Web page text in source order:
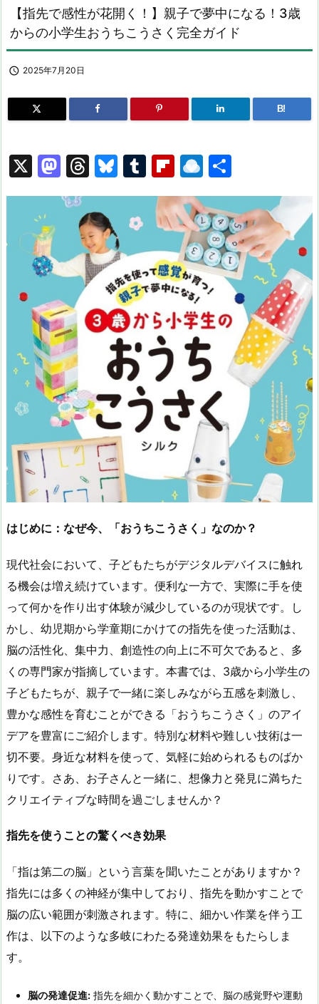
【指先で感性が花開く！】親子で夢中になる！3歳
からの小学生おうちこうさく完全ガイド
 2025年7月20日
B!
X
M
a
st
d
o
n
T
hr
e
a
d
s
Bl
u
e
s
k
y
T
u
m
bl
r
Fl
ip
b
o
ar
d
R
ai
n
dr
o
p.
io
有
はじめに：なぜ今、「おうちこうさく」なのか？
現代社会において、子どもたちがデジタルデバイスに触れ
る機会は増え続けています。便利な一方で、実際に手を使
って何かを作り出す体験が減少しているのが現状です。し
かし、幼児期から学童期にかけての指先を使った活動は、
脳の活性化、集中力、創造性の向上に不可欠であると、多
くの専門家が指摘しています。本書では、3歳から小学生の
子どもたちが、親子で一緒に楽しみながら五感を刺激し、
豊かな感性を育むことができる「おうちこうさく」のアイ
デアを豊富にご紹介します。特別な材料や難しい技術は一
切不要。身近な材料を使って、気軽に始められるものばか
りです。さあ、お子さんと一緒に、想像力と発見に満ちた
クリエイティブな時間を過ごしませんか？
指先を使うことの驚くべき効果
「指は第二の脳」という言葉を聞いたことがありますか？
指先には多くの神経が集中しており、指先を動かすことで
脳の広い範囲が刺激されます。特に、細かい作業を伴う工
作は、以下のような多岐にわたる発達効果をもたらしま
す。
脳の発達促進: 指先を細かく動かすことで、脳の感覚野や運動